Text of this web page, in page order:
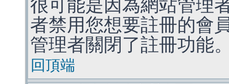
很可能是因為網站管理
者禁用您想要註冊的會
管理者關閉了註冊功能
回頂端